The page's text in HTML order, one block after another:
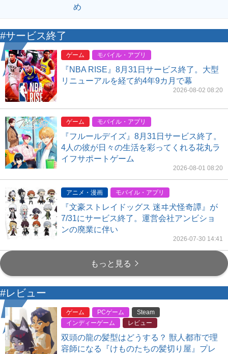
め
#サービス終了
ゲーム モバイル・アプリ
『NBA RISE』8月31日サービス終了。大型
リニューアルを経て約4年9カ月で幕
2026-08-02 08:20
ゲーム モバイル・アプリ
『フルールデイズ』8月31日サービス終了。
4人の彼が日々の生活を彩ってくれる花丸ラ
イフサポートゲーム
2026-08-01 08:20
アニメ・漫画 モバイル・アプリ
『文豪ストレイドッグス 迷ヰ犬怪奇譚』が
7/31にサービス終了。運営会社アンビショ
ンの廃業に伴い
2026-07-30 14:41
もっと見る
#レビュー
ゲーム PCゲーム
Steam
インディーゲーム
レビュー
双頭の龍の髪型はどうする？ 獣人都市で理
容師になる『けものたちの髪切り屋』プレ